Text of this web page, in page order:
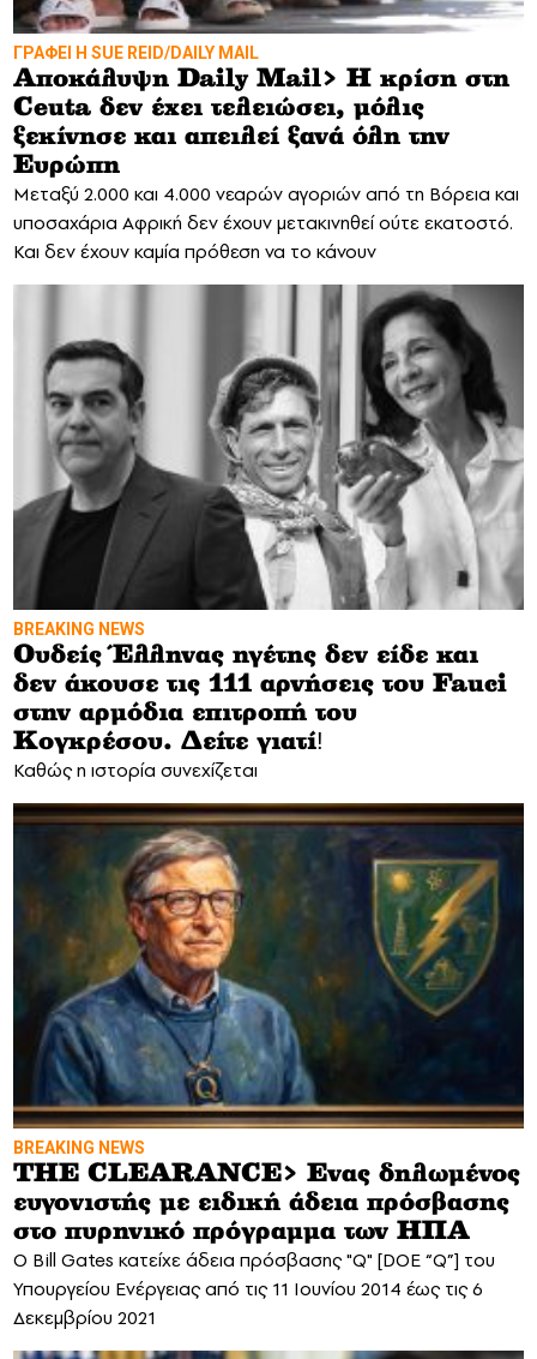
ΓΡΑΦΕΙ Η SUE REID/DAILY MAIL
Αποκάλυψη Daily Mail> Η κρίση στη
Ceuta δεν έχει τελειώσει, μόλις
ξεκίνησε και απειλεί ξανά όλη την
Ευρώπη
Mεταξύ 2.000 και 4.000 νεαρών αγοριών από τη Βόρεια και
υποσαχάρια Αφρική δεν έχουν μετακινηθεί ούτε εκατοστό.
Και δεν έχουν καμία πρόθεση να το κάνουν
BREAKING NEWS
Ουδείς Έλληνας ηγέτης δεν είδε και
δεν άκουσε τις 111 αρνήσεις του Fauci
στην αρμόδια επιτροπή του
Κογκρέσου. Δείτε γιατί!
Καθώς η ιστορία συνεχίζεται
BREAKING NEWS
THE CLEARANCE> Eνας δηλωμένος
ευγονιστής με ειδική άδεια πρόσβασης
στο πυρηνικό πρόγραμμα των ΗΠΑ
O Bill Gates κατείχε άδεια πρόσβασης "Q" [DOE “Q”] του
Υπουργείου Ενέργειας από τις 11 Ιουνίου 2014 έως τις 6
Δεκεμβρίου 2021